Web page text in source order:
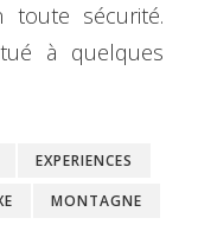
toute sécurité.
à quelques
EXPERIENCES
MONTAGNE